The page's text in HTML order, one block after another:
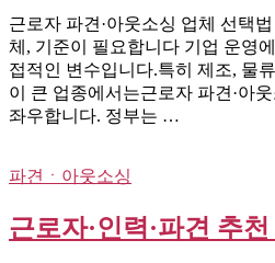
근로자 파견·아웃소싱 업체 선택
체, 기준이 필요합니다 기업 운영
접적인 변수입니다.특히 제조, 물
이 큰 업종에서는근로자 파견·아
좌우합니다. 정부는 …
파견ㆍ아웃소싱
근로자·인력·파견 추